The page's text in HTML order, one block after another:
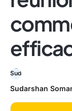
Sudarshan